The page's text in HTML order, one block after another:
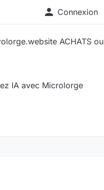
 Connexion
ACHATS ou
IA avec Microlorge